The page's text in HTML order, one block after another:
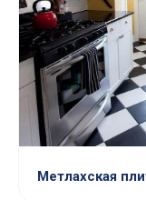
Метлахская